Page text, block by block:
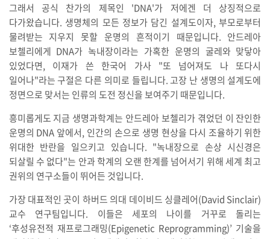
그래서 공식 찬가의 제목인 'DNA'가 저에겐 더 상징적으로
다가왔습니다. 생명체의 모든 정보가 담긴 설계도이자, 부모로부터
물려받는 지우지 못할 운명의 흔적이기 때문입니다. 안드레아
보첼리에게 DNA가 녹내장이라는 가혹한 운명의 굴레와 맞닿아
있었다면, 이재가 쓴 한국어 가사 "또 넘어져도 나 또다시
일어나"라는 구절은 다른 의미로 들립니다. 고장 난 생명의 설계도에
정면으로 맞서는 인류의 도전 정신을 보여주기 때문입니다.
흥미롭게도 지금 생명과학계는 안드레아 보첼리가 겪었던 이 잔인한
운명의 DNA 앞에서, 인간의 손으로 생명 현상을 다시 조율하기 위한
위대한 반란을 일으키고 있습니다. "녹내장으로 손상 시신경은
되살릴 수 없다"는 안과 학계의 오랜 한계를 넘어서기 위해 세계 최고
권위의 연구소들이 뛰어든 것입니다.
가장 대표적인 곳이 하버드 의대 데이비드 싱클레어(David Sinclair)
교수 연구팀입니다. 이들은 세포의 나이를 거꾸로 돌리는
‘후성유전적 재프로그래밍(Epigenetic Reprogramming)’ 기술을